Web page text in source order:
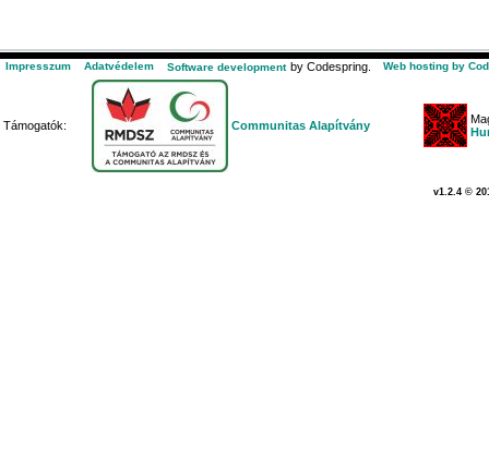
Impresszum Adatvédelem Software development by Codespring. Web hosting by
Támogatók: Communitas Alapítvány
v1.2.4 ©